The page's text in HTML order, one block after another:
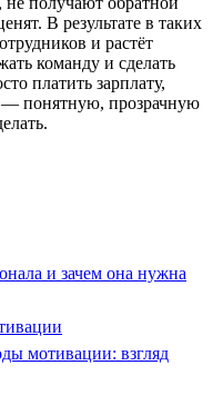
В результате в таких
и растёт
команду и сделать
платить зарплату,
— понятную, прозрачную
и зачем она нужна
мотивации: взгляд